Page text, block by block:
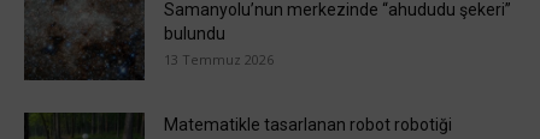
Samanyolu’nun merkezinde “ahududu şekeri”
bulundu
13 Temmuz 2026
Matematikle tasarlanan robot robotiği